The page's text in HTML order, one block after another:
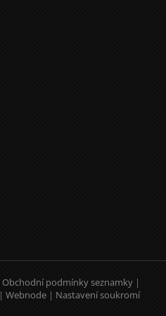
Obchodní podmínky seznamky |
| Webnode | Nastavení soukromí